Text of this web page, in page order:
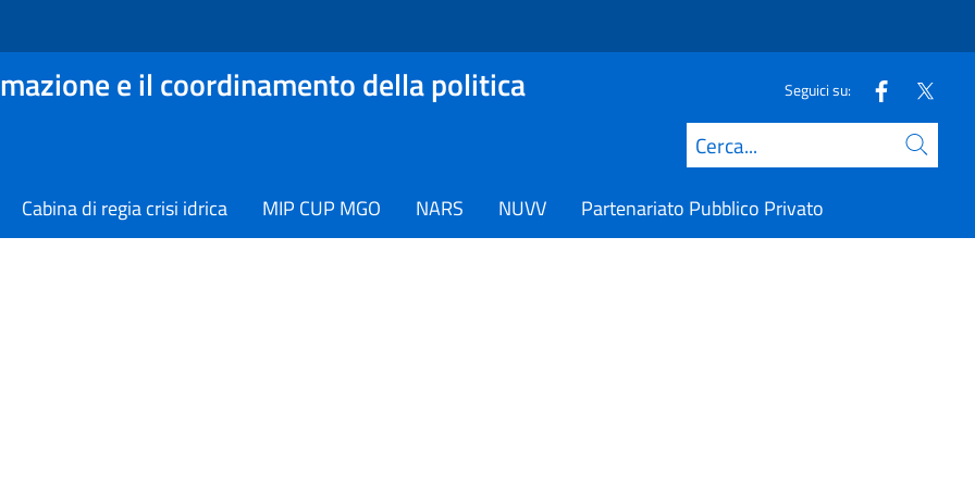
e il coordinamento della politica Seguici su:
Cerca
Cabina di regia crisi idrica MIP CUP MGO NARS NUVV Partenariato Pubblico Privato
dal Dipartimento